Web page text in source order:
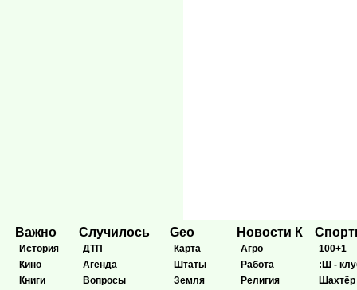
Важно
История
Кино
Книги
Случилось
ДТП
Агенда
Вопросы
Geo
Карта
Штаты
Земля
Новости К
Агро
Работа
Религия
100+1
:Ш -
Шахтёр